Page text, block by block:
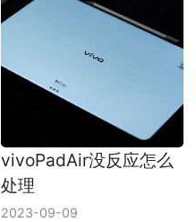
vivoPadAir没反应怎么
处理
2023-09-09